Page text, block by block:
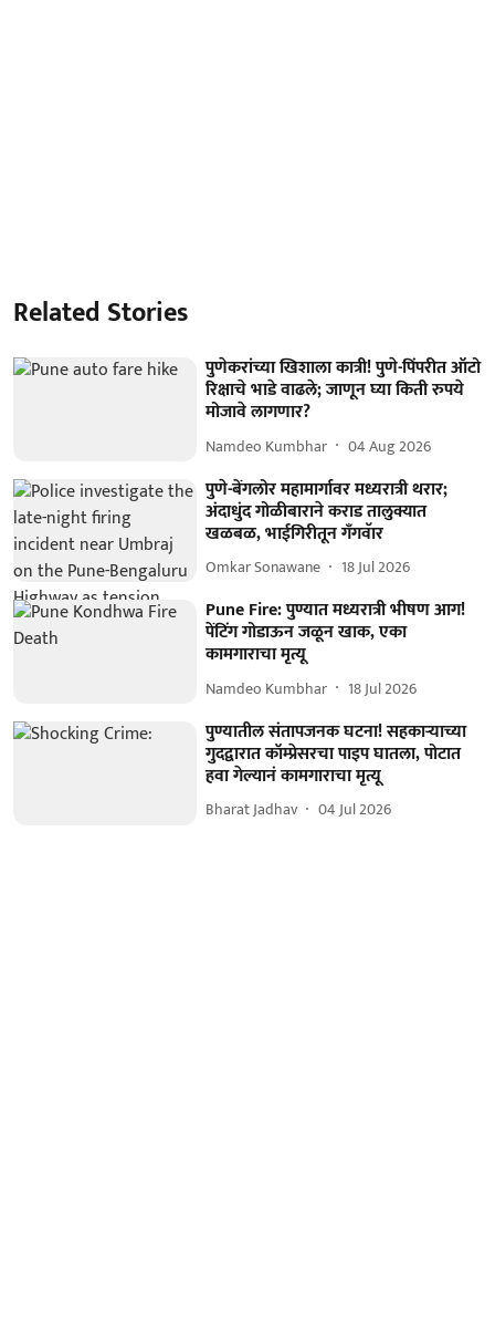
Related Stories
पुणेकरांच्या खिशाला कात्री! पुणे-पिंपरीत ऑटो
रिक्षाचे भाडे वाढले; जाणून घ्या किती रुपये
मोजावे लागणार?
Namdeo Kumbhar 04 Aug 2026
पुणे-बेंगलोर महामार्गावर मध्यरात्री थरार;
अंदाधुंद गोळीबाराने कराड तालुक्यात
खळबळ, भाईगिरीतून गँगवॅार
Omkar Sonawane 18 Jul 2026
Pune Fire: पुण्यात मध्यरात्री भीषण आग!
पेंटिंग गोडाऊन जळून खाक, एका
कामगाराचा मृत्यू
Namdeo Kumbhar 18 Jul 2026
पुण्यातील संतापजनक घटना! सहकाऱ्याच्या
गुदद्वारात कॉम्प्रेसरचा पाइप घातला, पोटात
हवा गेल्यानं कामगाराचा मृत्यू
Bharat Jadhav 04 Jul 2026